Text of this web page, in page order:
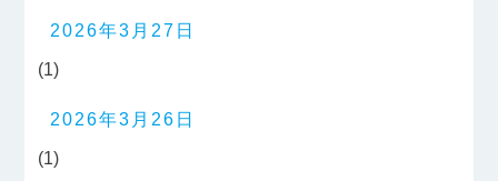
2026年3月27日
(1)
2026年3月26日
(1)